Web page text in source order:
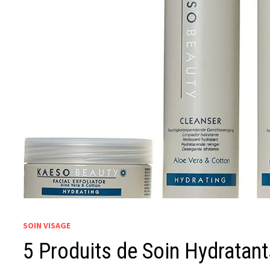
SOIN VISAGE
5 Produits de Soin